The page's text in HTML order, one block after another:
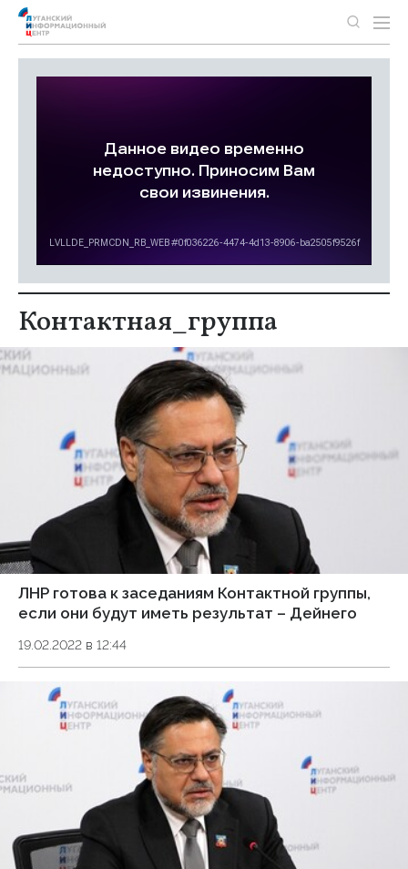
Контактная_группа
ЛНР готова к заседаниям Контактной группы,
если они будут иметь результат – Дейнего
19.02.2022 в 12:44